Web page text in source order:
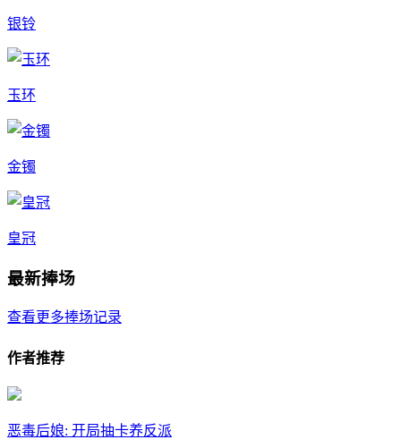
银铃
玉环
金镯
皇冠
最新捧场
查看更多捧场记录
作者推荐
恶毒后娘: 开局抽卡养反派